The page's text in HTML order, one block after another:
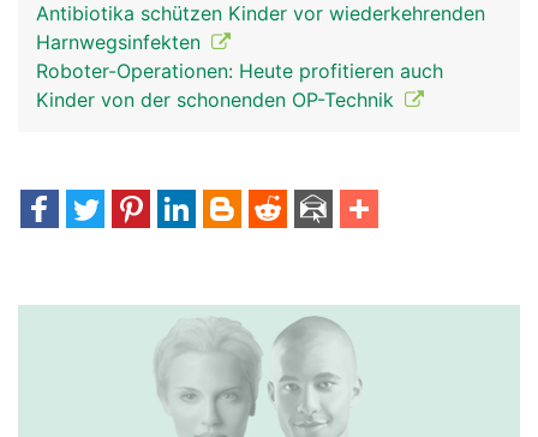
Antibiotika schützen Kinder vor wiederkehrenden
Harnwegsinfekten
Roboter-Operationen: Heute profitieren auch
Kinder von der schonenden OP-Technik